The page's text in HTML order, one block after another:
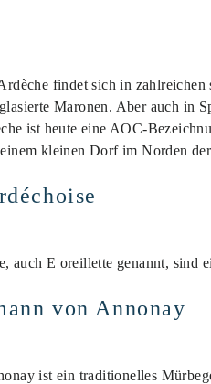
findet sich in
Maronen. Aber auch in
ist heute eine AOC-
kleinen Dorf im Norden
auch E oreillette genannt, sind
von Annonay
ist ein traditionelles